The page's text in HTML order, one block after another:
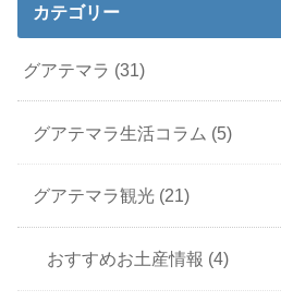
カテゴリー
グアテマラ (31)
グアテマラ生活コラム (5)
グアテマラ観光 (21)
おすすめお土産情報 (4)